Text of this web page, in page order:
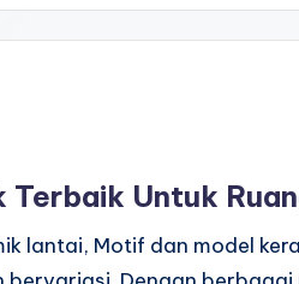
Terbaik Untuk
lantai, Motif dan model